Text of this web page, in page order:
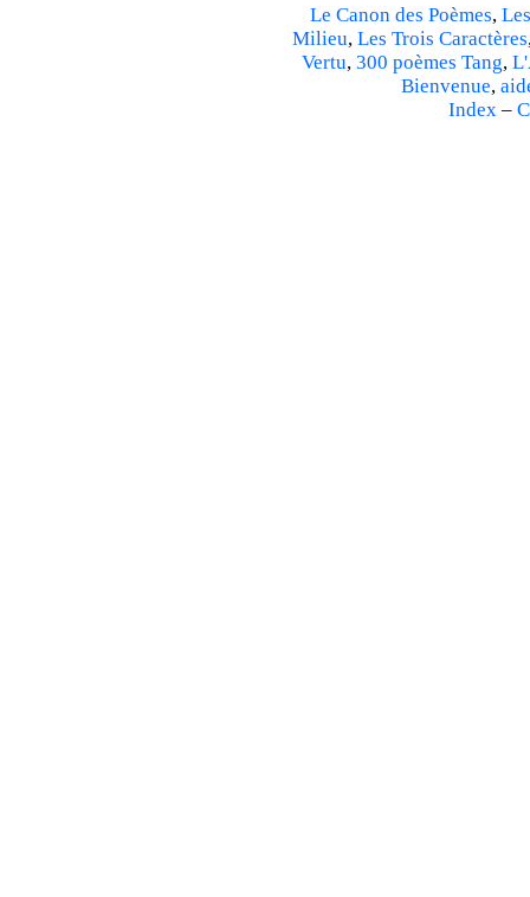
Le Canon des Poèmes,
Milieu, Les Trois Caractères
Vertu, 300 poèmes Tang,
Bienvenue,
Index –